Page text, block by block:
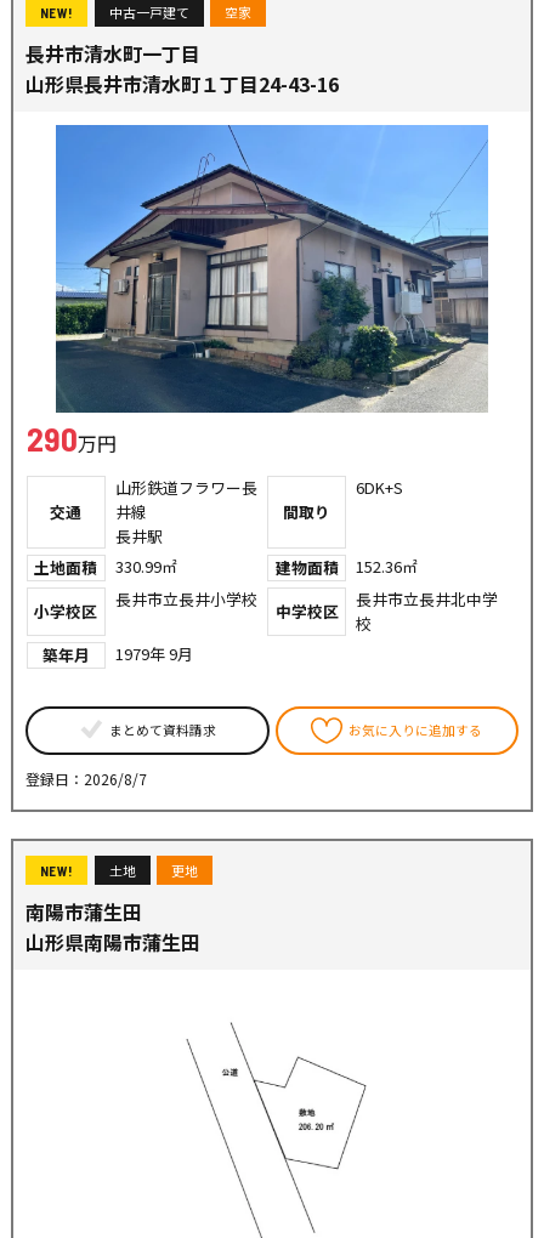
NEW! 中古一戸建て 空家
長井市清水町一丁目
山形県長井市清水町１丁目24-43-16
290万円
交通
山形鉄道フラワー長
井線
長井駅
間取り
6DK+S
土地面積 330.99㎡ 建物面積
152.36㎡
小学校区
長井市立長井小学校
中学校区
長井市立長井北中学
校
築年月
1979年 9月
まとめて資料請求 お気に入りに追加する
登録日：2026/8/7
NEW! 土地 更地
南陽市蒲生田
山形県南陽市蒲生田